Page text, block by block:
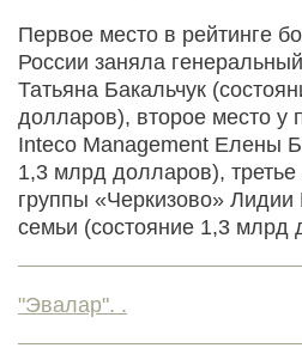
Первое место в рейтинге
России заняла
Татьяна Бакальчук
долларов), второе место у
Inteco Management Елены
1,3 млрд долларов),
группы «Черкизово»
семьи (состояние 1,3 млрд
"Эвалар". .